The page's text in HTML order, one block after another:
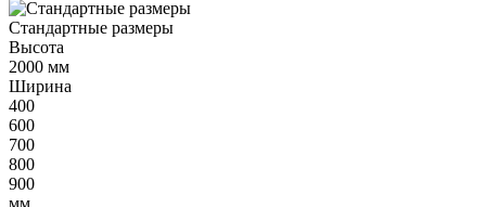
Стандартные размеры
Высота
2000 мм
Ширина
400
600
700
800
900